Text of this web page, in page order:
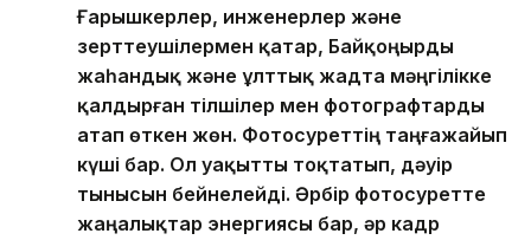
Ғарышкерлер, инженерлер және
зерттеушілермен қатар, Байқоңырды
жаһандық және ұлттық жадта мәңгілікке
қалдырған тілшілер мен фотографтарды
атап өткен жөн. Фотосуреттің таңғажайып
күші бар. Ол уақытты тоқтатып, дәуір
тынысын бейнелейді. Әрбір фотосуретте
жаңалықтар энергиясы бар, әр кадр